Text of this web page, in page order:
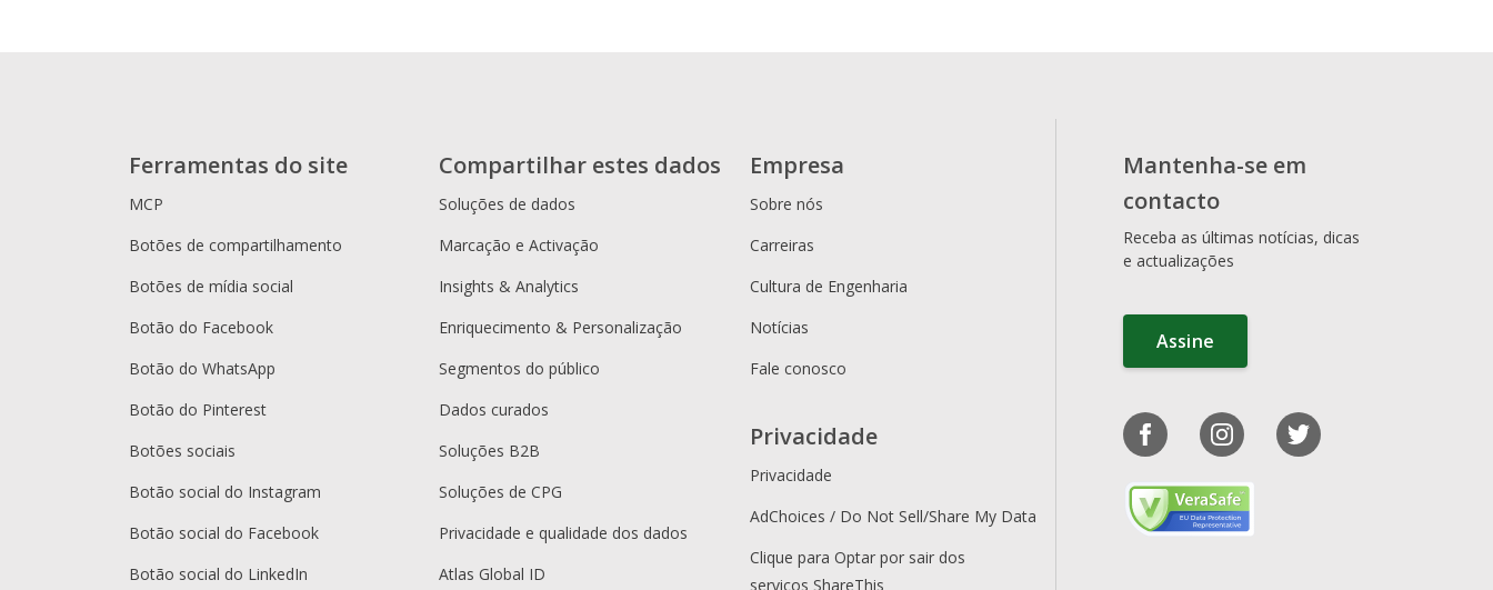
Ferramentas do site
MCP
Botões de compartilhamento
Botões de mídia social
Botão do Facebook
Botão do WhatsApp
Botão do Pinterest
Botões sociais
Botão social do Instagram
Botão social do Facebook
Botão social do LinkedIn
Compartilhar estes dados
Soluções de dados
Marcação e Activação
Insights & Analytics
Enriquecimento & Personalização
Segmentos do público
Dados curados
Soluções B2B
Soluções de CPG
Privacidade e qualidade dos dados
Atlas Global ID
Empresa
Sobre nós
Carreiras
Cultura de Engenharia
Notícias
Fale conosco
Privacidade
Privacidade
AdChoices / Do Not Sell/Share My Data
Clique para Optar por sair dos
serviços ShareThis
Mantenha-se em
contacto
Receba as últimas notícias, dicas
e actualizações
Assine